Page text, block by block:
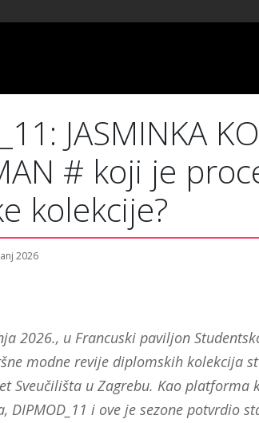
JASMINKA
# koji je
kolekcije?
2026
2026., u Francuski paviljon
modne revije diplomskih kolekcija
Sveučilišta u Zagrebu. Kao
DIPMOD_11 i ove je sezone potvrdio